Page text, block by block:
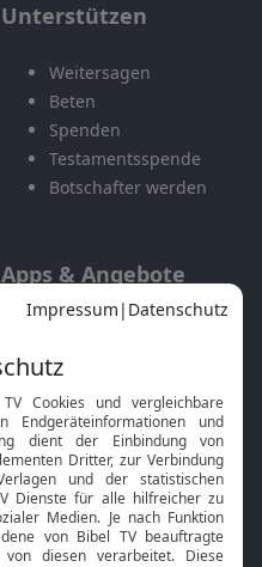
Unterstützen
Weitersagen
Beten
Spenden
Testamentsspende
Botschafter werden
Apps & Angebote
Mobile App
Smart TV
HbbTV
Bibelthek Online-Bibel
Nächster Gottesdienst